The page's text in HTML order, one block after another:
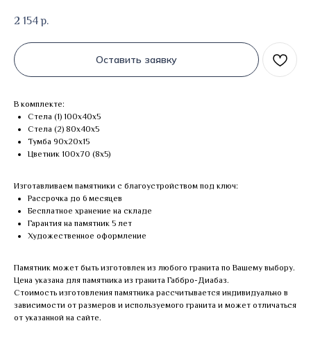
2 154 р.
Оставить заявку
В комплекте:
Стела (1) 100х40х5
Стела (2) 80х40х5
Тумба 90х20х15
Цветник 100х70 (8х5)
Изготавливаем памятники с благоустройством под ключ:
Рассрочка до 6 месяцев
Бесплатное хранение на складе
Гарантия на памятник 5 лет
Художественное оформление
Памятник может быть изготовлен из любого гранита по Вашему выбору.
Цена указана для памятника из гранита Габбро-Диабаз.
Стоимость изготовления памятника рассчитывается индивидуально в
зависимости от размеров и используемого гранита и может отличаться
от указанной на сайте.